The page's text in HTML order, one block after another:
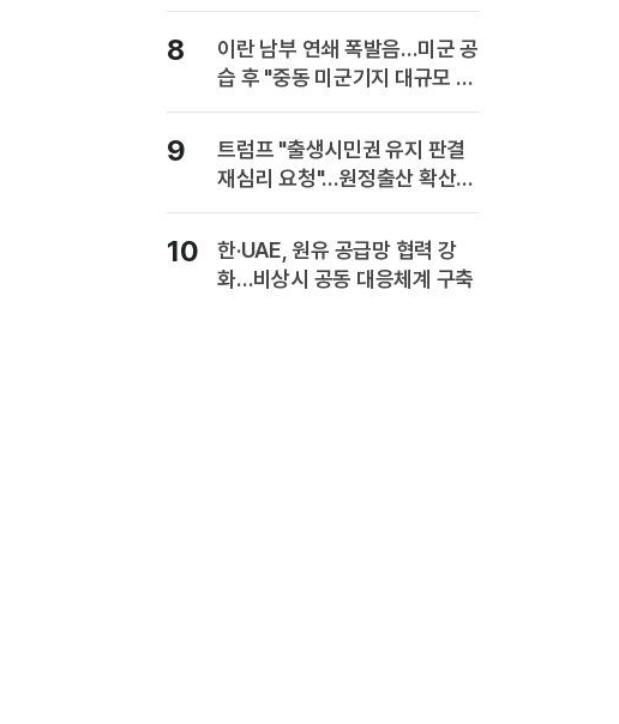
8
이란 남부 연쇄 폭발음…미군 공
습 후 "중동 미군기지 대규모 보
복" 경고
9
트럼프 "출생시민권 유지 판결
재심리 요청"…원정출산 확산
주장
10
한·UAE, 원유 공급망 협력 강
화…비상시 공동 대응체계 구축